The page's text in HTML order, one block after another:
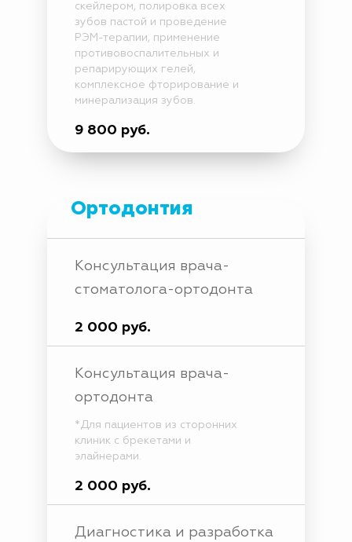
скейлером, полировка всех
зубов пастой и проведение
РЭМ-терапии, применение
противовоспалительных и
репарирующих гелей,
комплексное фторирование и
минерализация зубов.
9 800 руб.
Ортодонтия
Консультация врача-
стоматолога-ортодонта
2 000 руб.
Консультация врача-
ортодонта
*Для пациентов из сторонних
клиник с брекетами и
элайнерами.
2 000 руб.
Диагностика и разработка